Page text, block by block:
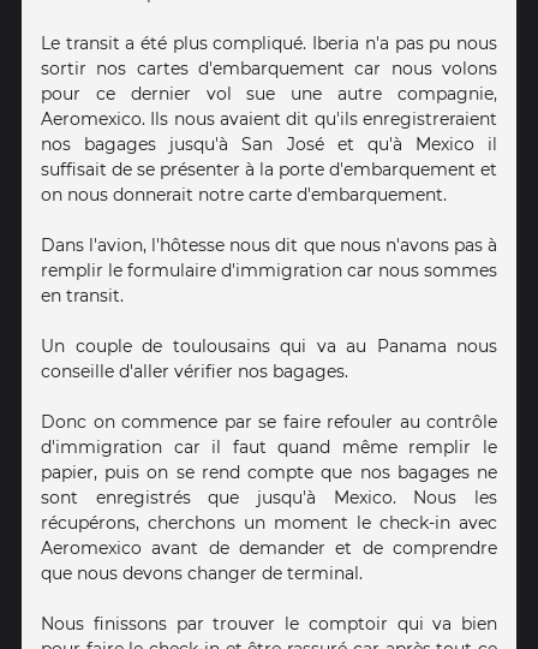
Le transit a été plus compliqué. Iberia n'a pas pu nous
sortir nos cartes d'embarquement car nous volons
pour ce dernier vol sue une autre compagnie,
Aeromexico. Ils nous avaient dit qu'ils enregistreraient
nos bagages jusqu'à San José et qu'à Mexico il
suffisait de se présenter à la porte d'embarquement et
on nous donnerait notre carte d'embarquement.
Dans l'avion, l'hôtesse nous dit que nous n'avons pas à
remplir le formulaire d'immigration car nous sommes
en transit.
Un couple de toulousains qui va au Panama nous
conseille d'aller vérifier nos bagages.
Donc on commence par se faire refouler au contrôle
d'immigration car il faut quand même remplir le
papier, puis on se rend compte que nos bagages ne
sont enregistrés que jusqu'à Mexico. Nous les
récupérons, cherchons un moment le check-in avec
Aeromexico avant de demander et de comprendre
que nous devons changer de terminal.
Nous finissons par trouver le comptoir qui va bien